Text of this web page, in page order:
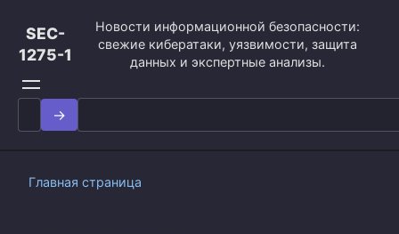
контенту
SEC-
1275-1
Новости информационной безопасности:
свежие кибератаки, уязвимости, защита
данных и экспертные анализы.
Search
for:
Главная страница